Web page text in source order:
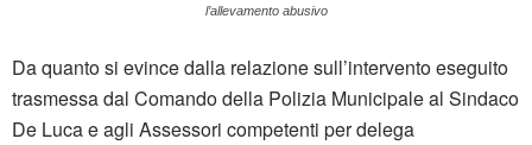
l’allevamento abusivo
Da quanto si evince dalla relazione sull’intervento eseguito
trasmessa dal Comando della Polizia Municipale al Sindaco
De Luca e agli Assessori competenti per delega